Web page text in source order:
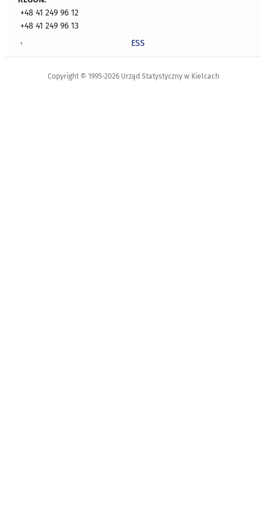
+48 41 249 96 12
+48 41 249 96 13
ESS
Copyright © 1995-2026 Urząd Statystyczny w Kielcach